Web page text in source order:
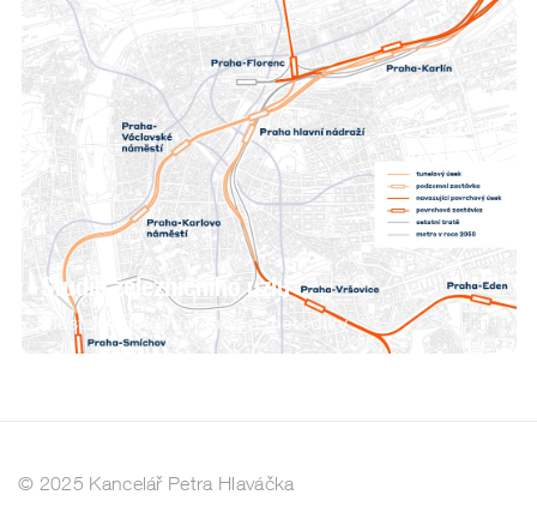
Studie železničního uzlu
Městské dokumentace a metodiky 270
© 2025 Kancelář Petra Hlaváčka